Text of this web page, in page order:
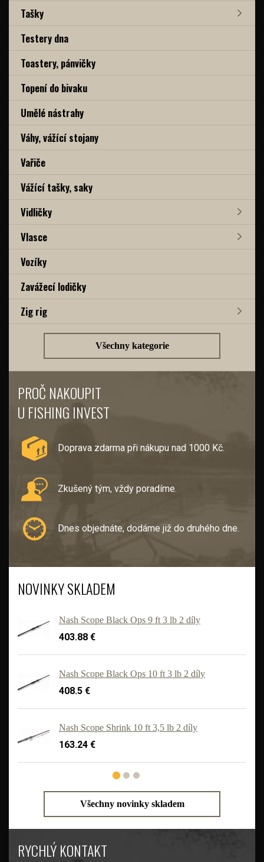
Tašky
Testery dna
Toastery, pánvičky
Topení do bivaku
Umělé nástrahy
Váhy, vážící stojany
Vařiče
Vážící tašky, saky
Vidličky
Vlasce
Vozíky
Zavážecí lodičky
Zig rig
Všechny kategorie
PROČ NAKOUPIT
U FISHING INVEST
Doprava zdarma při nákupu nad 1000 Kč.
Zkušený tým, vždy poradíme.
Dnes objednáte, dodáme již do druhého dne.
NOVINKY SKLADEM
Nash Scope Black Ops 9 ft 3 lb 2 díly
403.88 €
Nash Scope Black Ops 10 ft 3 lb 2 díly
408.5 €
Nash Scope Shrink 10 ft 3,5 lb 2 díly
163.24 €
Všechny novinky skladem
RYCHLÝ KONTAKT